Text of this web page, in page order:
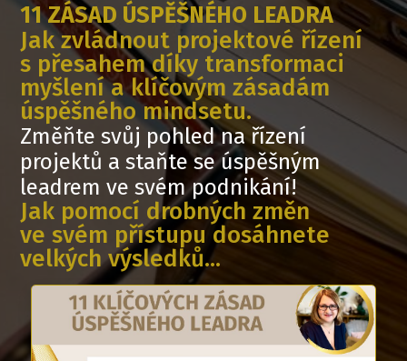
11 ZÁSAD ÚSPĚŠNÉHO LEADRA
Jak zvládnout projektové řízení
s přesahem díky transformaci
myšlení a klíčovým zásadám
úspěšného mindsetu.
Změňte svůj pohled na řízení
projektů a staňte se úspěšným
leadrem ve svém podnikání!
Jak pomocí drobných změn
ve svém přístupu dosáhnete
velkých výsledků...